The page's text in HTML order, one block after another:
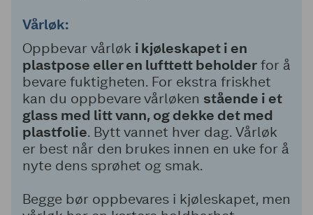
Vårløk:
Oppbevar vårløk i kjøleskapet i en
plastpose eller en lufttett beholderfor å
bevare fuktigheten. For ekstra friskhet
kan du oppbevare vårløken stående i et
glass med litt vann, og dekke det med
plastfolie. Bytt vannet hver dag. Vårløk
er best når den brukes innen en uke for å
nyte dens sprøhet og smak.
Begge bør oppbevares i kjøleskapet, men